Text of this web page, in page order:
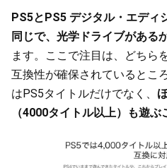
PS5とPS5 デジタル・エディ
同じで、光学ドライブがある
ます。ここで注目は、どちら
互換性が確保されているとこ
はPS5タイトルだけでなく、
（4000タイトル以上）も遊ぶ